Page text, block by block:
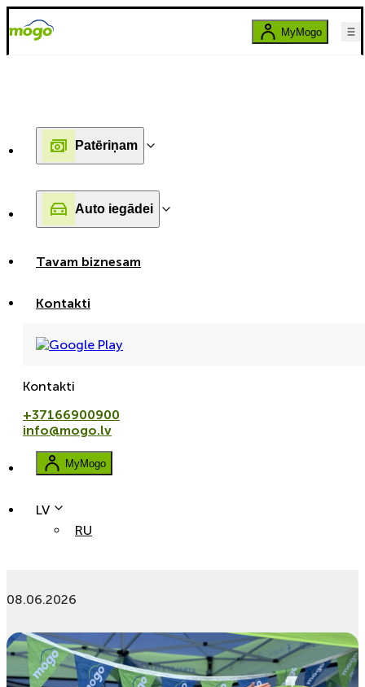
MyMogo
Patēriņam
Auto iegādei
Tavam biznesam
Kontakti
Kontakti
+37166900900
info@mogo.lv
MyMogo
LV
RU
Mogo kopā ar motokrosa entuziastiem MXGP Latvijas
08.06.2026